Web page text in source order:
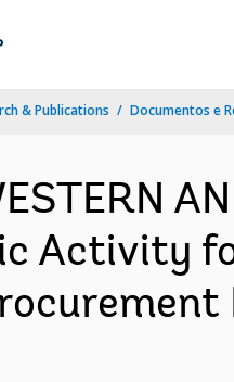
& Publications Documentos e
Activity